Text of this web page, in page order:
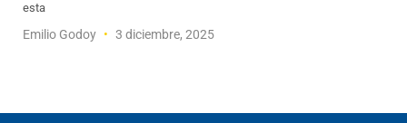
esta
Emilio Godoy 3 diciembre, 2025